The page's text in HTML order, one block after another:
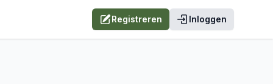
Registreren Inloggen